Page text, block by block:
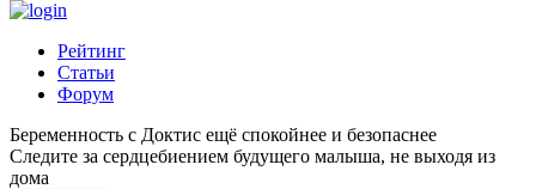
Рейтинг
Статьи
Форум
Беременность с Доктис ещё спокойнее и безопаснее
Следите за сердцебиением будущего малыша, не выходя из
дома